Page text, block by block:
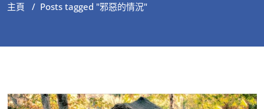
主頁 / Posts tagged "邪惡的情況"